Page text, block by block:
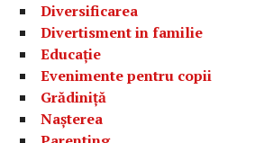
Diversificarea
Divertisment in familie
Educație
Evenimente pentru copii
Grădiniță
Nașterea